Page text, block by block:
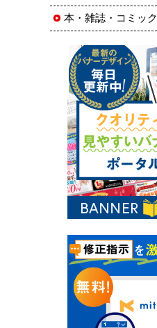
本・雑誌・コミック